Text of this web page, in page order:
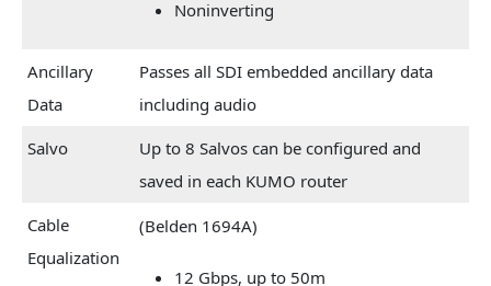
Noninverting
Ancillary
Data
Passes all SDI embedded ancillary data
including audio
Salvo
Up to 8 Salvos can be configured and
saved in each KUMO router
Cable
Equalization
(Belden 1694A)
12 Gbps, up to 50m